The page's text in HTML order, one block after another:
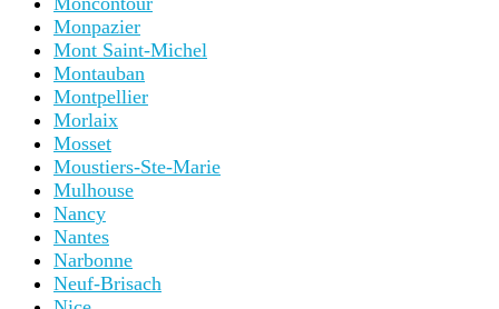
Monpazier
Mont Saint-Michel
Montauban
Montpellier
Morlaix
Mosset
Moustiers-Ste-Marie
Mulhouse
Nancy
Nantes
Narbonne
Neuf-Brisach